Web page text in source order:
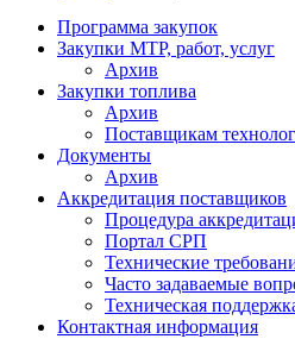
Программа закупок
Закупки МТР, работ, услуг
Архив
Закупки топлива
Архив
Поставщикам
Документы
Архив
Аккредитация поставщиков
Процедура
Портал СРП
Технические
Часто задаваемые
Техническая
Контактная информация